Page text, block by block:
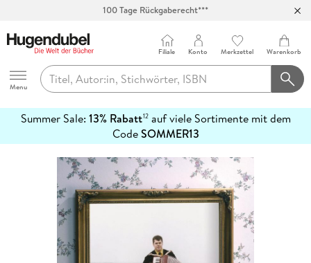
100 Tage Rückgaberecht***
Hugendubel
Menu
Filiale Konto Merkzettel Warenkorb
Summer Sale: 13% Rabatt12auf viele Sortimente mit dem
CodeSOMMER13
erfahren